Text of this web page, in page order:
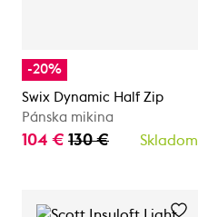
-20%
Swix Dynamic Half Zip
Pánska mikina
104 € 130 € Skladom